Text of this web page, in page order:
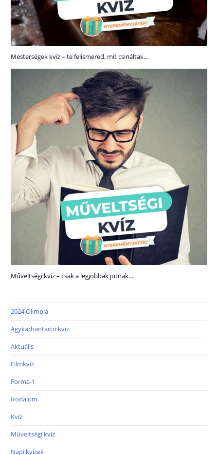
Mesterségek kvíz – te felismered, mit csináltak…
Műveltségi kvíz – csak a legjobbak jutnak…
2024 Olimpia
Agykarbantartó kvíz
Aktuális
Filmkvíz
Forma-1
Irodalom
Kvíz
Műveltségi kvíz
Napi kvízek